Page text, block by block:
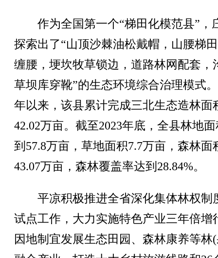
作为全国第一个“梯田化模范县”，
探索出了“山顶沙棘油松戴帽，山腰梯
缠腰，埂坎牧草锁边，道路林网配套，
草坝库穿靴”的生态环境综合治理模式
年以来，该县累计完成三北生态造林面
42.02万亩。截至2023年底，全县林地
到57.8万亩，草地面积7.7万亩，森林面
43.07万亩，森林覆盖率达到28.84%。
平凉积极推进全省深化集体林权制
试点工作，大力实施特色产业三年倍增
因地制宜发展生态田园、森林康养等林